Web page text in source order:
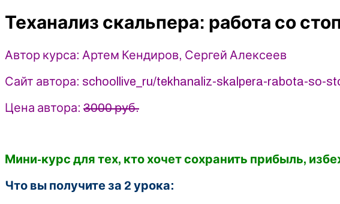
стопами
выходом
-
Артем
Кендиров,
Сергей
Investing
Теханализ скальпера: работа со
Автор курса: Артем Кендиров, Сергей Алексеев
Сайт автора: schoollive_ru/tekhanaliz-skalpera-rabota-so-
Цена автора: 3000 руб.
Мини-курс для тех, кто хочет сохранить прибыль,
Что вы получите за 2 урока: